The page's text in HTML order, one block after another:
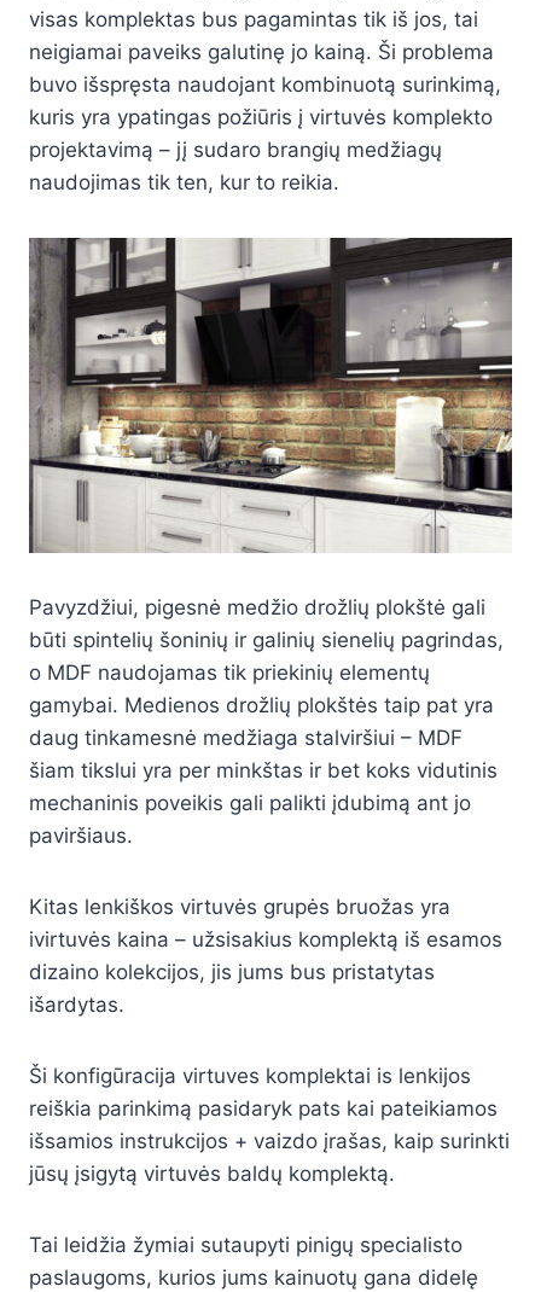
visas komplektas bus pagamintas tik iš jos, tai
neigiamai paveiks galutinę jo kainą. Ši problema
buvo išspręsta naudojant kombinuotą surinkimą,
kuris yra ypatingas požiūris į virtuvės komplekto
projektavimą – jį sudaro brangių medžiagų
naudojimas tik ten, kur to reikia.
Pavyzdžiui, pigesnė medžio drožlių plokštė gali
būti spintelių šoninių ir galinių sienelių pagrindas,
o MDF naudojamas tik priekinių elementų
gamybai. Medienos drožlių plokštės taip pat yra
daug tinkamesnė medžiaga stalviršiui – MDF
šiam tikslui yra per minkštas ir bet koks vidutinis
mechaninis poveikis gali palikti įdubimą ant jo
paviršiaus.
Kitas lenkiškos virtuvės grupės bruožas yra
ivirtuvės kaina – užsisakius komplektą iš esamos
dizaino kolekcijos, jis jums bus pristatytas
išardytas.
Ši konfigūracija virtuves komplektai is lenkijos
reiškia parinkimą pasidaryk pats kai pateikiamos
išsamios instrukcijos + vaizdo įrašas, kaip surinkti
jūsų įsigytą virtuvės baldų komplektą.
Tai leidžia žymiai sutaupyti pinigų specialisto
paslaugoms, kurios jums kainuotų gana didelę